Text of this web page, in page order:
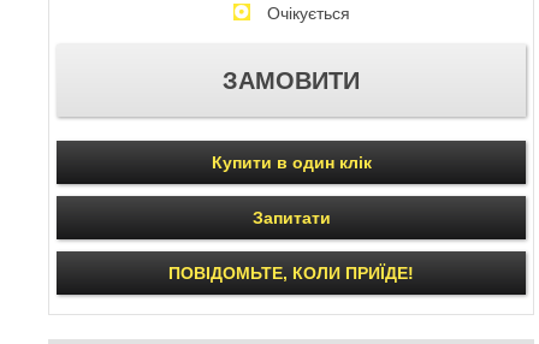
Очікується
Купити в один клік
Запитати
ПОВІДОМЬТЕ, КОЛИ ПРИЇДЕ!